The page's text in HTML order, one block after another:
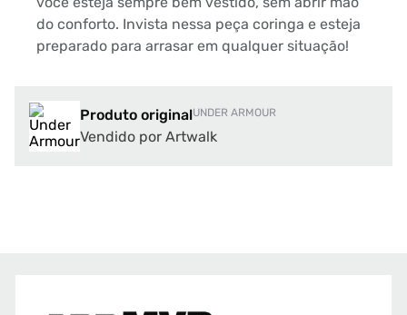
do conforto. Invista nessa peça coringa e esteja
preparado para arrasar em qualquer situação!
Produto originalUNDER ARMOUR
Vendido por Artwalk